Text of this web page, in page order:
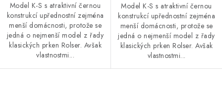
Model K-S s atraktivní černou
konstrukcí upřednostní zejména
menší domácnosti, protože se
jedná o nejmenší model z řady
klasických prken Rolser. Avšak
vlastnostmi...
Model K-S s atraktivní černou
konstrukcí upřednostní zejména
menší domácnosti, protože se
jedná o nejmenší model z řady
klasických prken Rolser. Avšak
vlastnostmi...